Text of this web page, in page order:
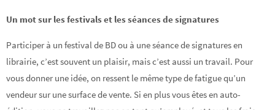
Un mot sur les festivals et les séances de signatures
Participer à un festival de BD ou à une séance de signatures en
librairie, c’est souvent un plaisir, mais c’est aussi un travail. Pour
vous donner une idée, on ressent le même type de fatigue qu’un
vendeur sur une surface de vente. Si en plus vous êtes en auto-